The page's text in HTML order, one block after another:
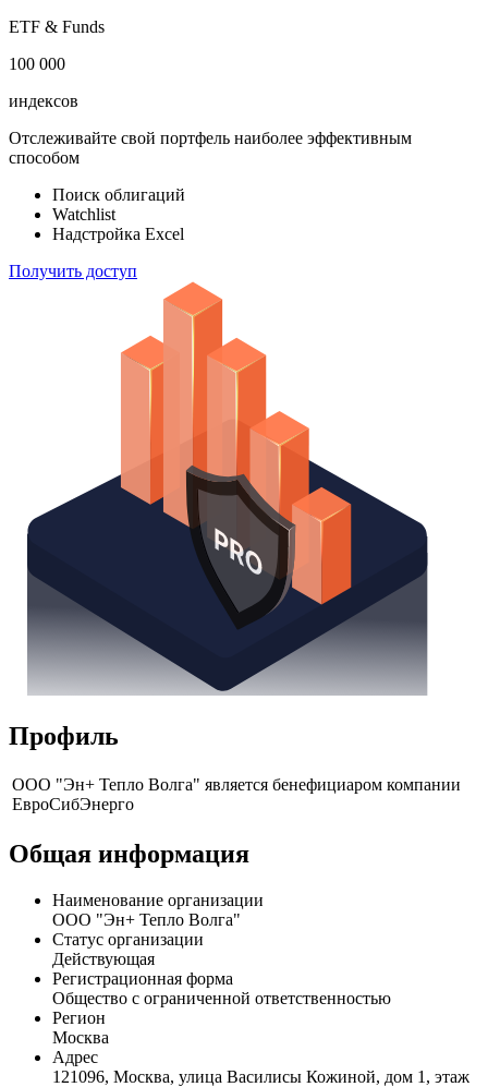
ETF & Funds
100 000
индексов
Отслеживайте свой портфель наиболее эффективным
способом
Поиск облигаций
Watchlist
Надстройка Excel
Получить доступ
Профиль
ООО "Эн+ Тепло Волга" является бенефициаром компании
ЕвроСибЭнерго
Общая информация
Наименование организации
ООО "Эн+ Тепло Волга"
Статус организации
Действующая
Регистрационная форма
Общество с ограниченной ответственностью
Регион
Москва
Адрес
121096, Москва, улица Василисы Кожиной, дом 1, этаж